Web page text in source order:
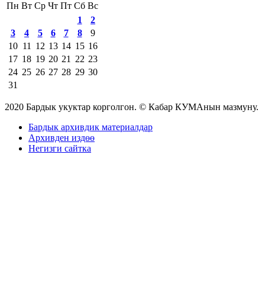
Пн Вт Ср Чт Пт Сб Вс
1
2
3
4 5 6 7 8
9
10 11 12 13 14 15 16
17 18 19 20 21 22 23
24 25 26 27 28 29 30
31
2020 Бардык укуктар корголгон. © Кабар КУМАнын мазмуну.
Бардык архивдик материалдар
Архивден издөө
Негизги сайтка